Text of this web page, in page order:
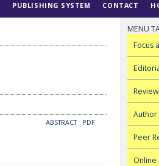
MENU
Focus
Author
Peer
Online
PUBLISHING SYSTEM CONTACT
ABSTRACT PDF